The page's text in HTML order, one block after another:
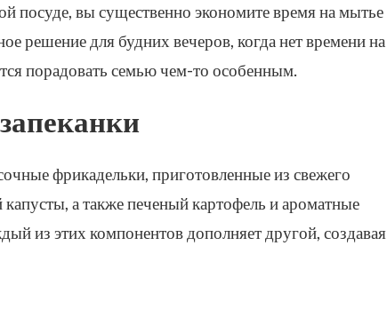
посуде, вы существенно экономите время на мытье
решение для будних вечеров, когда нет времени на
порадовать семью чем-то особенным.
фрикадельки, приготовленные из свежего
а также печеный картофель и ароматные
из этих компонентов дополняет другой, создавая